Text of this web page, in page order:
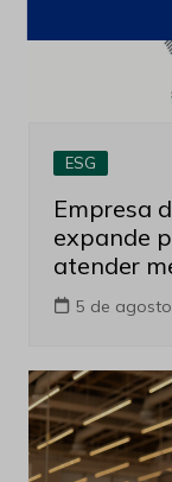
ESG
Empresa
expande
atender
5 de